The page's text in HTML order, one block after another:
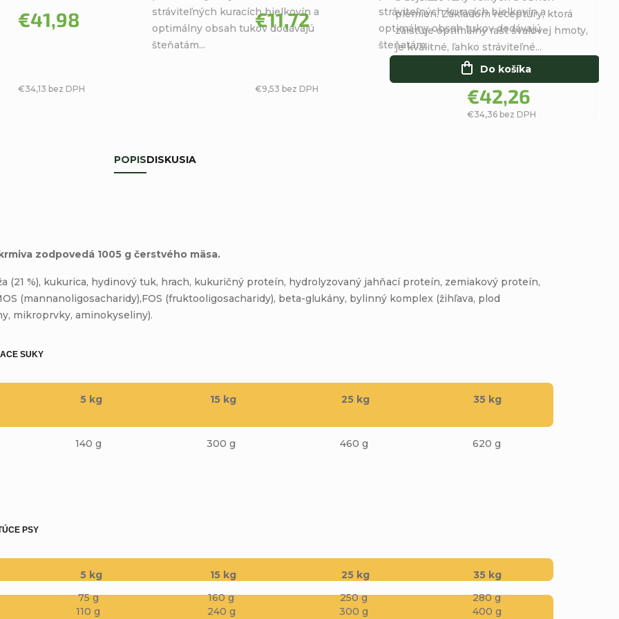
€34,13 bez DPH
€41,98
stráviteľných kuracích bielkovín a
optimálny obsah tukov dodávajú
šteňatám...
5
hviezdičiek.
€9,53 bez DPH
€11,72
stráviteľných kuracích bielkovín a
optimálny obsah tukov dodávajú
šteňatám...
5
hviezdičiek.
€34,36 bez DPH
€42,26
Do košíka
plemien. Základom receptúry, ktorá
zaisťuje optimálny rast svalovej hmoty,
je kvalitné, ľahko stráviteľné...
POPISDISKUSIA
zodpovedá 1005 g čerstvého mäsa.
(21 %), kukurica, hydinový tuk, hrach, kukuričný proteín, hydrolyzovaný jahňací proteín, zemiakový proteín,
(mannanoligosacharidy),FOS (fruktooligosacharidy), beta-glukány, bylinný komplex (žihľava, plod
mikroprvky, aminokyseliny).
SUKY
5 kg 15 kg 25 kg 35 kg
140 g 300 g 460 g 620 g
PSY
5 kg 15 kg 25 kg
35 kg
75 g 160 g 250 g
280 g
110 g 240 g 300 g 400 g